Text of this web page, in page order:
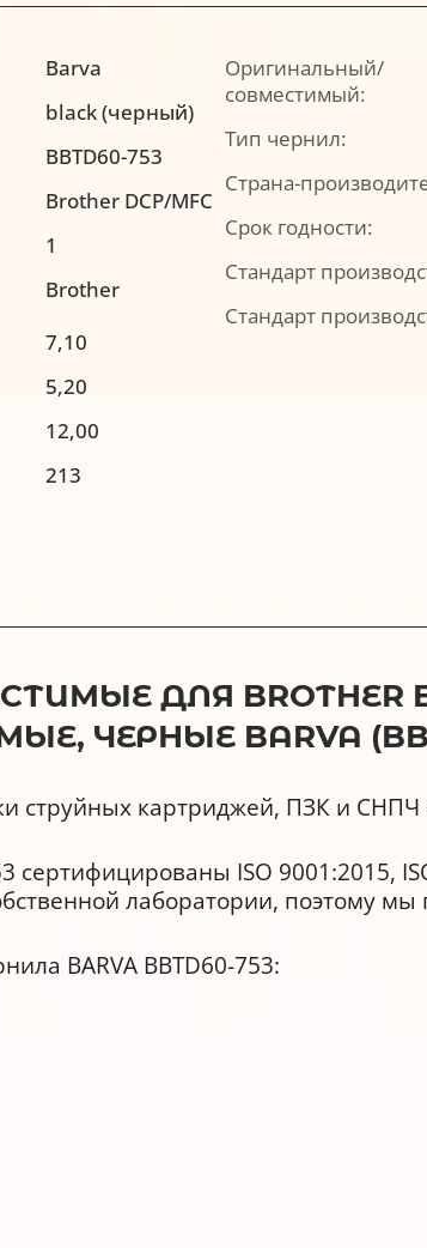
Barva
black (черный)
BBTD60-753
Brother DCP/MFC
1
Brother
Оригинальный/
совместимый:
Тип чернил:
Страна-
Срок годности:
Стандарт
Стандарт
7,10
5,20
12,00
213
ДЛЯ BROTHER
ЧЕРНЫЕ BARVA
струйных картриджей, ПЗК и СНПЧ
сертифицированы ISO 9001:2015,
лаборатории, поэтому мы
BARVA BBTD60-753:
чернилами и